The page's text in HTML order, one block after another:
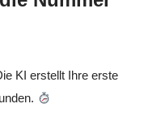
KI erstellt Ihre erste